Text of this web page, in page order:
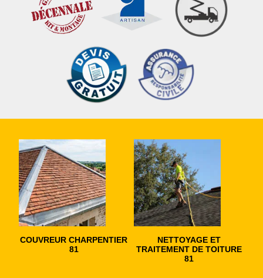
COUVREUR CHARPENTIER
81
NETTOYAGE ET
TRAITEMENT DE TOITURE
81